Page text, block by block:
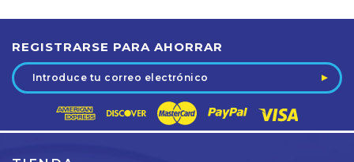
REGISTRARSE PARA AHORRAR
Dirección
de
electrónico